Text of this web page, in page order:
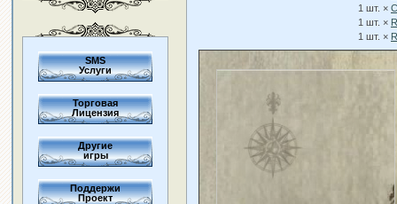
SMS
Услуги
Торговая
Лицензия
Другие
игры
Поддержи
Проект
1 шт. ×
1 шт. ×
1 шт. ×